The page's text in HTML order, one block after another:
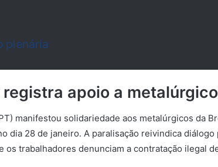
plenária
apoio a
manifestou solidariedade aos metalúrgicos da
dia 28 de janeiro. A paralisação reivindica diálogo
os trabalhadores denunciam a contratação ilegal